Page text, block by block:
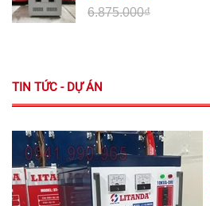
6.875.000₫
TIN TỨC - DỰ ÁN